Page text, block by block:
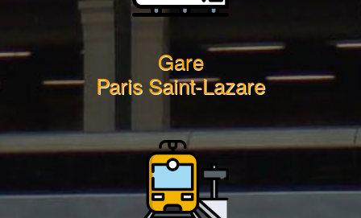
Gare
Paris Saint-Lazare